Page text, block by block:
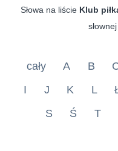
Słowa na liście Klub
słownej
cały A B
I
J K L
S
Ś T